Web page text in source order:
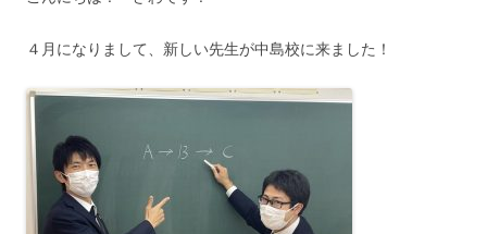
４月になりまして、新しい先生が中島校に来ました！